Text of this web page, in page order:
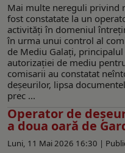
Mai multe nereguli privind
fost constatate la un
activități în domeniul
în urma unui control al
de Mediu Galați,
autorizației de mediu
comisarii au constatat
deșeurilor, lipsa
prec ...
Operator de
a doua oară de
Luni, 11 Mai 2026 16:30 |